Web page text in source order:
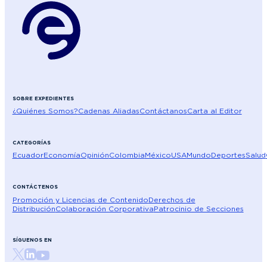
SOBRE EXPEDIENTES
¿Quiénes Somos?Cadenas AliadasContáctanosCarta al Editor
CATEGORÍAS
EcuadorEconomíaOpiniónColombiaMéxicoUSAMundoDeportesSalud
CONTÁCTENOS
Promoción y Licencias de ContenidoDerechos de
DistribuciónColaboración CorporativaPatrocinio de Secciones
SÍGUENOS EN